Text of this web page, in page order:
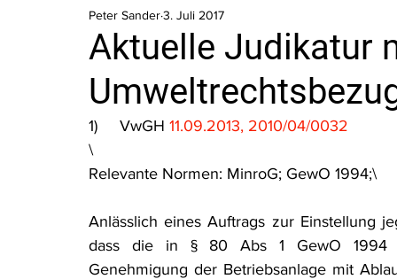
Beihilfen und Förderungen
Luftreinhalterecht Naturschutzrecht
Verkehr- und
Aktuelle Judikatur
Peter Sander3. Juli 2017
1)     VwGH 11.09.2013, 2010/04/0032
\
Relevante Normen: MinroG; GewO 1994;\
Anlässlich eines Auftrags zur Einstellung
dass die in § 80 Abs 1 GewO 1994
Genehmigung der Betriebsanlage mit